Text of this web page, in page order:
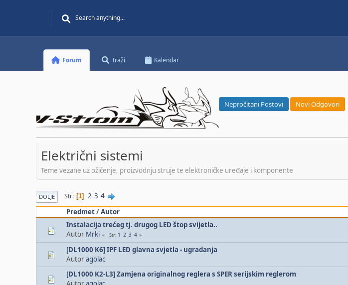
Forum Traži Kalendar
Nepročitani Postovi Novi Odgovori
Električni sistemi
Teme vezane uz ožičenje, proizvodnju struje te elektroničke uređaje i komponente
DOLJE Str 1 2 3 4
Predmet/Autor
Instalacija trećeg tj. drugog LED štop svijetla..
Autor Mrki Str 1 2 3 4
[DL1000 K6] IPF LED glavna svjetla - ugradanja
Autoragolac
[DL1000 K2-L3] Zamjena originalnog reglera s SPER serijskim reglerom